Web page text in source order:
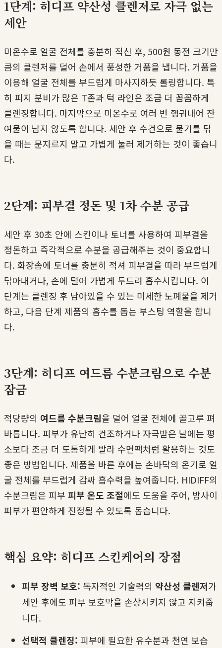
1단계: 히디프 약산성 클렌저로 자극 없는
세안
미온수로 얼굴 전체를 충분히 적신 후, 500원 동전 크기만
큼의 클렌저를 덜어 손에서 풍성한 거품을 냅니다. 거품을
이용해 얼굴 전체를 부드럽게 마사지하듯 롤링합니다. 특
히 피지 분비가 많은 T존과 턱 라인은 조금 더 꼼꼼하게
클렌징합니다. 마지막으로 미온수로 여러 번 헹궈내어 잔
여물이 남지 않도록 합니다. 세안 후 수건으로 물기를 닦
을 때는 문지르지 말고 가볍게 눌러 제거하는 것이 좋습니
다.
2단계: 피부결 정돈 및 1차 수분 공급
세안 후 30초 안에 스킨이나 토너를 사용하여 피부결을
정돈하고 즉각적으로 수분을 공급해주는 것이 중요합니
다. 화장솜에 토너를 충분히 적셔 피부결을 따라 부드럽게
닦아내거나, 손에 덜어 가볍게 두드려 흡수시킵니다. 이
단계는 클렌징 후 남아있을 수 있는 미세한 노폐물을 제거
하고, 다음 단계 제품의 흡수를 돕는 부스팅 역할을 합니
다.
3단계: 히디프 여드름 수분크림으로 수분
잠금
적당량의 여드름 수분크림을 덜어 얼굴 전체에 골고루 펴
바릅니다. 피부가 유난히 건조하거나 자극받은 날에는 평
소보다 조금 더 도톰하게 발라 수면팩처럼 활용하는 것도
좋은 방법입니다. 제품을 바른 후에는 손바닥의 온기로 얼
굴 전체를 부드럽게 감싸 흡수력을 높여줍니다. HIDIFF의
수분크림은 피부 피부 온도 조절에도 도움을 주어, 밤사이
피부가 편안하게 진정될 수 있도록 돕습니다.
핵심 요약: 히디프 스킨케어의 장점
피부 장벽 보호: 독자적인 기술력의 약산성 클렌저가
세안 후에도 피부 보호막을 손상시키지 않고 지켜줍
니다.
선택적 클렌징: 피부에 필요한 유수분과 천연 보습